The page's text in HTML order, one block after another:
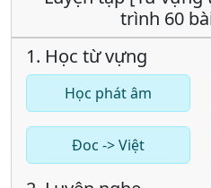
trình 60
1. Học từ vựng
Học phát âm
Đoc -> Việt